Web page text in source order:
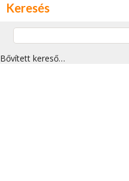
Keresés
Bővített kereső…